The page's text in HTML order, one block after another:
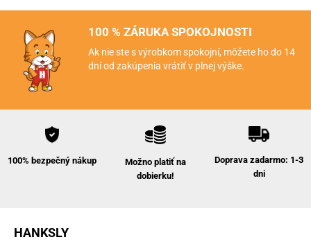
100 % ZÁRUKA SPOKOJNOSTI
Ak nie ste s výrobkom spokojní, môžete ho do 14
dní od zakúpenia vrátiť v plnej výške.
100% bezpečný nákup
Možno platiť na
dobierku!
Doprava zadarmo: 1-3
dni
HANKSLY